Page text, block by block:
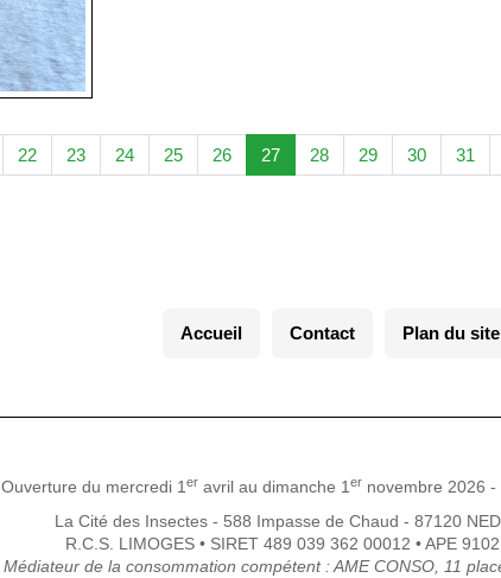
22 23 24 25 26 27 28 29 30 31
Accueil Contact Plan du site
Ouverture du mercredi 1 er avril au dimanche 1 er novembre 2026
La Cité des Insectes - 588 Impasse de Chaud - 87120
R.C.S. LIMOGES • SIRET 489 039 362 00012 • APE
Médiateur de la consommation compétent : AME CONSO, 11